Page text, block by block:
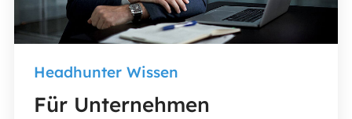
Headhunter Wissen
Für Unternehmen